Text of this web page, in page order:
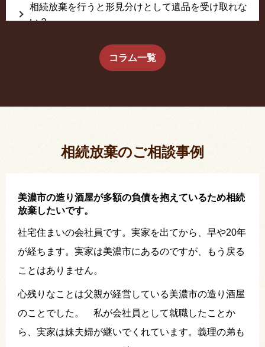
相続放棄を行うと形見分けとして遺品を受け取れな
い？
生前に相続放棄すると約束した念書は有効か？
コラム一覧
相続放棄のご相談事例
美濃市の造り酒屋が多額の負債を抱えているため相続
放棄したいです。
社宅住まいの会社員です。実家を出てから、早や20年
が経ちます。実家は美濃市にあるのですが、もう戻る
ことはありません。
心残りなことは父親が経営している美濃市の造り酒屋
のことでした。 私が会社員として就職したことか
ら、実家は妹夫婦が継いでくれています。義理の弟も